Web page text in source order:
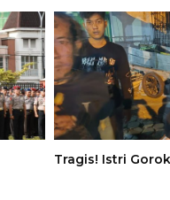
Tragis! Istri